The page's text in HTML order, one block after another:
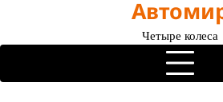
содержимому
Четыре колеса